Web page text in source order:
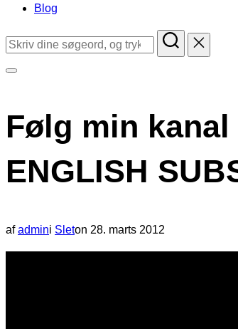
Blog
Søg
i
sidekolonne
til/fra
Følg min
ENGLISH
afadmini Sleton Udgivet
d.
28. marts 2012